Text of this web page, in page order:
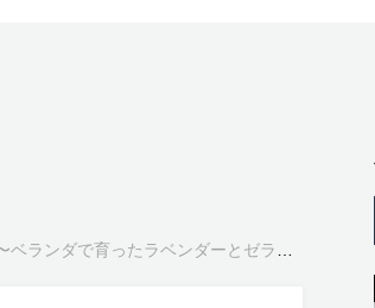
育ったラベンダーとゼラニウムのアレンジ